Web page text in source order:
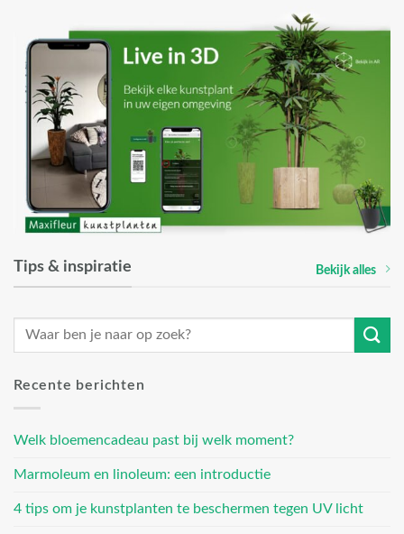
Tips & inspiratie Bekijk alles
Recente berichten
Welk bloemencadeau past bij welk moment?
Marmoleum en linoleum: een introductie
4 tips om je kunstplanten te beschermen tegen UV licht